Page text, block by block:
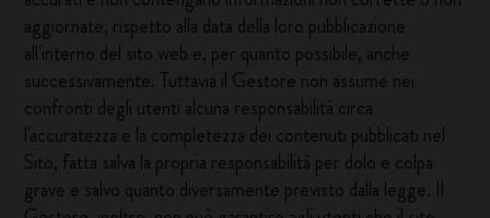
aggiornate, rispetto alla data della loro pubblicazione
all'interno del sito web e, per quanto possibile, anche
successivamente. Tuttavia il Gestore non assume nei
confronti degli utenti alcuna responsabilità circa
l'accuratezza e la completezza dei contenuti pubblicati nel
Sito, fatta salva la propria responsabilità per dolo e colpa
grave e salvo quanto diversamente previsto dalla legge. Il